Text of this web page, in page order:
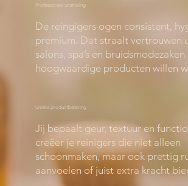
Professionele uitstraling
De reingigers ogen consistent,
premium. Dat straalt vertrouwen
salons, spa’s en
hoogwaardige producten willen
Unieke productbeleving
Jij bepaalt geur, textuur en
creëer je reinigers die niet alleen
schoonmaken, maar ook prettig
aanvoelen of juist extra kracht